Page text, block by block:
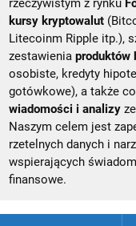
rzeczywistym z rynku
kursy kryptowalut
Litecoinm Ripple itp.),
zestawieniaproduktów
osobiste, kredyty
gotówkowe), a także
wiadomości i analizy
Naszym celem jest
rzetelnych danych i
wspierających
finansowe.